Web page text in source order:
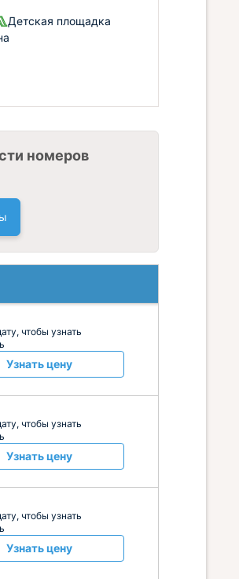
Детская площадка
номеров
чтобы узнать
Узнать цену
чтобы узнать
Узнать цену
чтобы узнать
Узнать цену